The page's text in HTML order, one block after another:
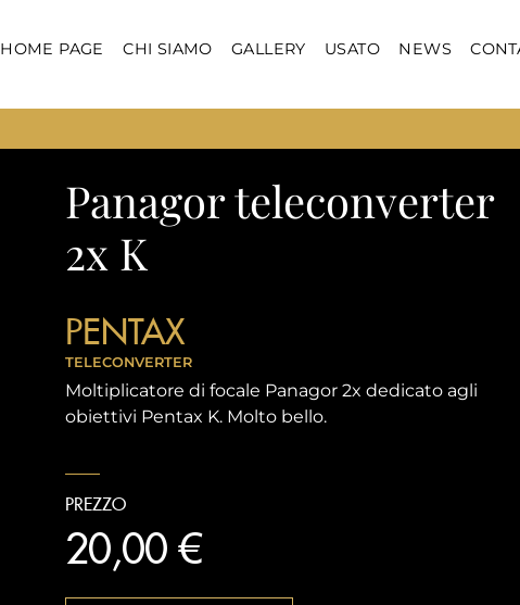
HOME PAGE CHI SIAMO GALLERY USATO NEWS
Panagor teleconverter
2x K
PENTAX
TELECONVERTER
Moltiplicatore di focale Panagor 2x dedicato agli
obiettivi Pentax K. Molto bello.
PREZZO
20,00 €